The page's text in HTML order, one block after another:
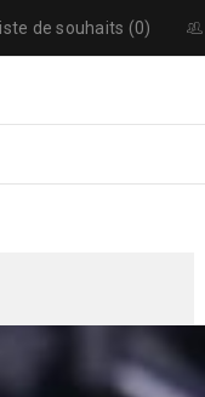
de souhaits (0)